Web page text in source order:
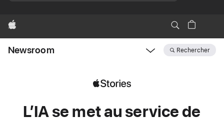
Apple
Newsroom Rechercher
L’IA se met au service de